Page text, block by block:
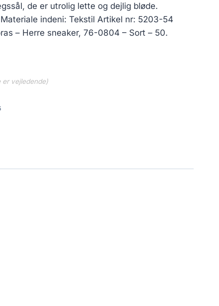
de er utrolig lette og dejlig bløde.
indeni: Tekstil Artikel nr: 5203-54
– Herre sneaker, 76-0804 – Sort – 50.
er vejledende)